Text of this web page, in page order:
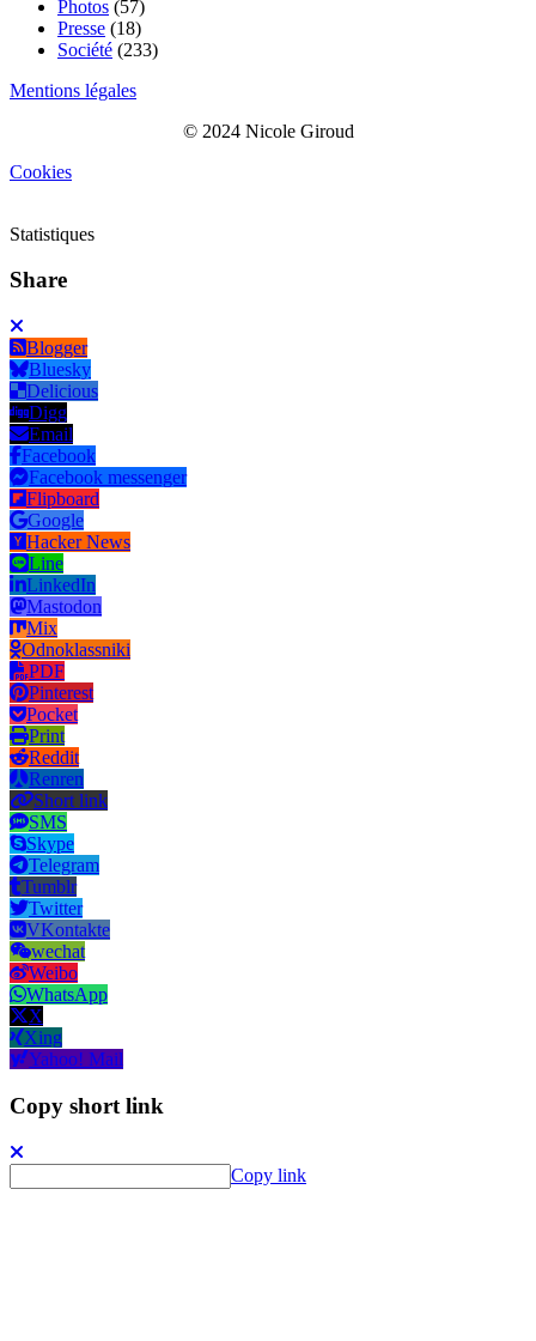
Photos (57)
Presse (18)
Société (233)
Mentions légales
© 2024 Nicole Giroud
Cookies
Statistiques
Share
Blogger
Bluesky
Delicious
Digg
Email
Facebook
Facebook messenger
Flipboard
Google
Hacker News
Line
LinkedIn
Mastodon
Mix
Odnoklassniki
PDF
Pinterest
Pocket
Print
Reddit
Renren
Short link
SMS
Skype
Telegram
Tumblr
Twitter
VKontakte
wechat
Weibo
WhatsApp
X
Xing
Yahoo! Mail
Copy short link
Copy link